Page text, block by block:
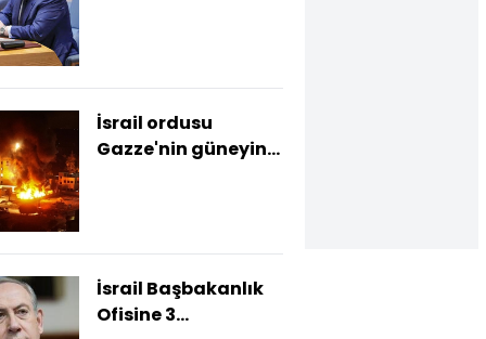
İsrail ordusu
Gazze'nin güneyini
İsrail Başbakanlık
Ofisine 3